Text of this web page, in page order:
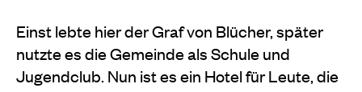
Einst lebte hier der Graf von Blücher, später
nutzte es die Gemeinde als Schule und
Jugendclub. Nun ist es ein Hotel für Leute, die